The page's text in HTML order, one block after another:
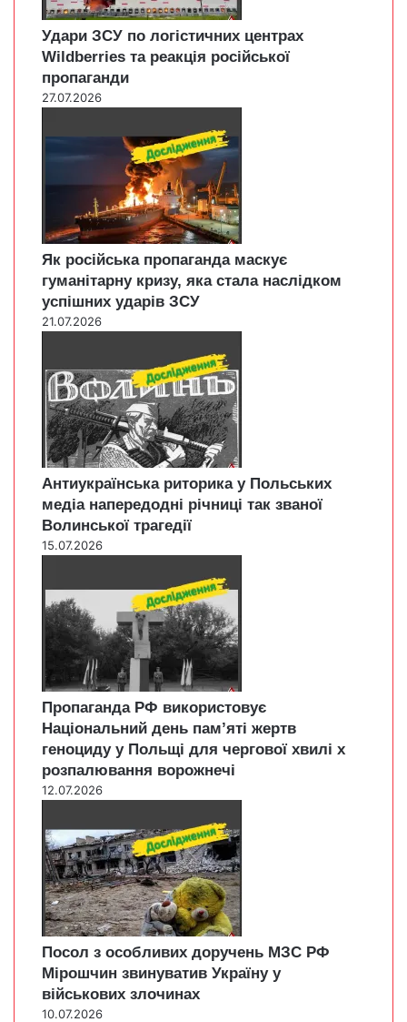
Удари ЗСУ по логістичних центрах
Wildberries та реакція російської
пропаганди
27.07.2026
Як російська пропаганда маскує
гуманітарну кризу, яка стала наслідком
успішних ударів ЗСУ
21.07.2026
Антиукраїнська риторика у Польських
медіа напередодні річниці так званої
Волинської трагедії
15.07.2026
Пропаганда РФ використовує
Національний день пам’яті жертв
геноциду у Польщі для чергової хвилі х
розпалювання ворожнечі
12.07.2026
Посол з особливих доручень МЗС РФ
Мірошчин звинуватив Україну у
військових злочинах
10.07.2026